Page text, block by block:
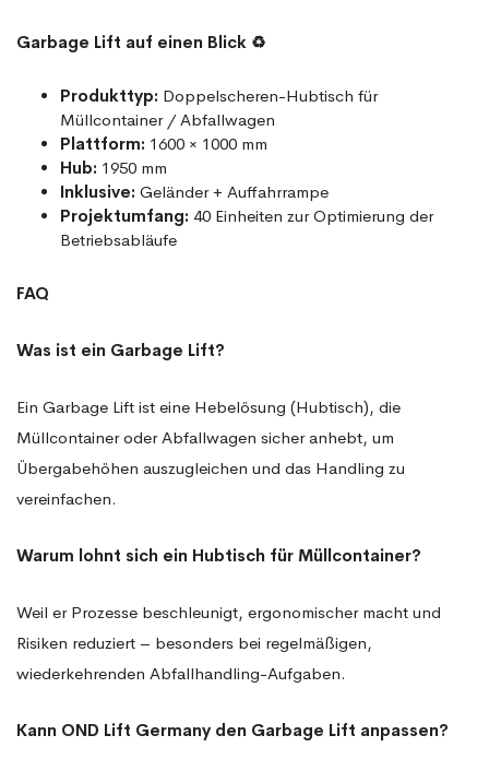
Garbage Lift auf einen Blick ♻️
Produkttyp: Doppelscheren-Hubtisch für
Müllcontainer / Abfallwagen
Plattform: 1600 × 1000 mm
Hub: 1950 mm
Inklusive: Geländer + Auffahrrampe
Projektumfang: 40 Einheiten zur Optimierung der
Betriebsabläufe
FAQ
Was ist ein Garbage Lift?
Ein Garbage Lift ist eine Hebelösung (Hubtisch), die
Müllcontainer oder Abfallwagen sicher anhebt, um
Übergabehöhen auszugleichen und das Handling zu
vereinfachen.
Warum lohnt sich ein Hubtisch für Müllcontainer?
Weil er Prozesse beschleunigt, ergonomischer macht und
Risiken reduziert – besonders bei regelmäßigen,
wiederkehrenden Abfallhandling-Aufgaben.
Kann OND Lift Germany den Garbage Lift anpassen?